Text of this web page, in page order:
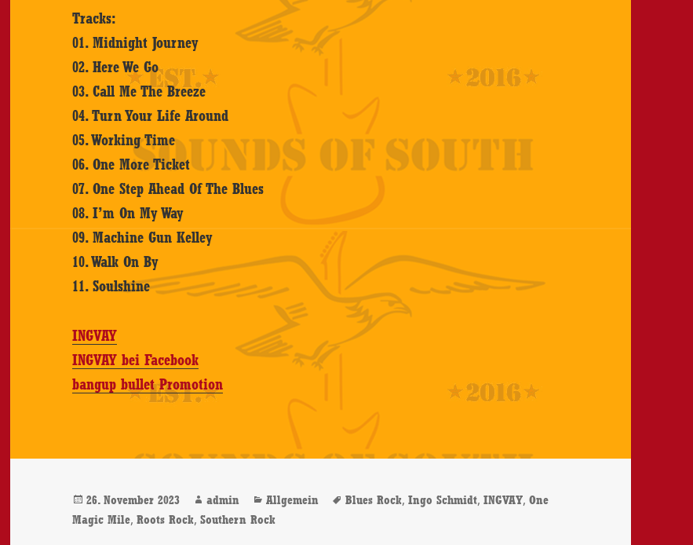
Tracks:
01. Midnight Journey
02. Here We Go
03. Call Me The Breeze
04. Turn Your Life Around
05. Working Time
06. One More Ticket
07. One Step Ahead Of The Blues
08. I’m On My Way
09. Machine Gun Kelley
10. Walk On By
11. Soulshine
INGVAY
INGVAY bei Facebook
bangup bullet Promotion
Veröffentlicht
am
26. November 2023 Autor
admin Kategorien
Allgemein Schlagwörter
Blues Rock,Ingo Schmidt,INGVAY,One
Magic Mile,Roots Rock,Southern Rock